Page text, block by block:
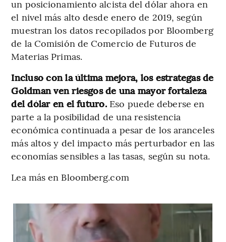
un posicionamiento alcista del dólar ahora en
el nivel más alto desde enero de 2019, según
muestran los datos recopilados por Bloomberg
de la Comisión de Comercio de Futuros de
Materias Primas.
Incluso con la última mejora, los estrategas de
Goldman ven riesgos de una mayor fortaleza
del dólar en el futuro. Eso puede deberse en
parte a la posibilidad de una resistencia
económica continuada a pesar de los aranceles
más altos y del impacto más perturbador en las
economías sensibles a las tasas, según su nota.
Lea más en Bloomberg.com